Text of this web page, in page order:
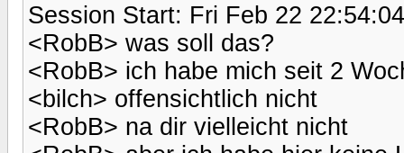
Session Start: Fri Feb 22
<RobB> was soll das?
<RobB> ich habe mich seit 2
<bilch> offensichtlich nicht
<RobB> na dir vielleicht nicht